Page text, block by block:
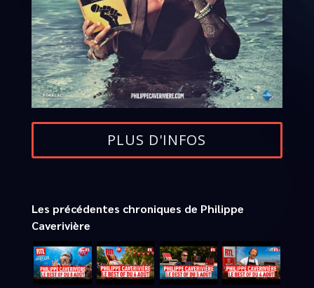
PLUS D'INFOS
Les précédentes chroniques de Philippe
Caverivière